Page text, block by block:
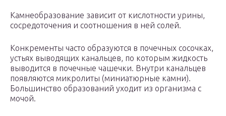
Камнеобразование зависит от кислотности урины,
сосредоточения и соотношения в ней солей.
Конкременты часто образуются в почечных сосочках,
устьях выводящих канальцев, по которым жидкость
выводится в почечные чашечки. Внутри канальцев
появляются микролиты (миниатюрные камни).
Большинство образований уходит из организма с
мочой.